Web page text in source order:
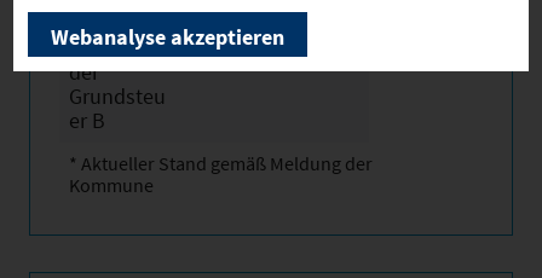
Hebesatz
der
Grundsteu
er B
2025
* Aktueller Stand gemäß Meldung der
Kommune
Webanalyse akzeptieren